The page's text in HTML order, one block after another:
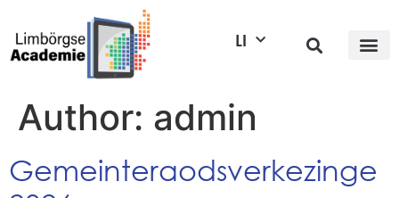
LI
Author: admin
Gemeinteraodsverkezinge